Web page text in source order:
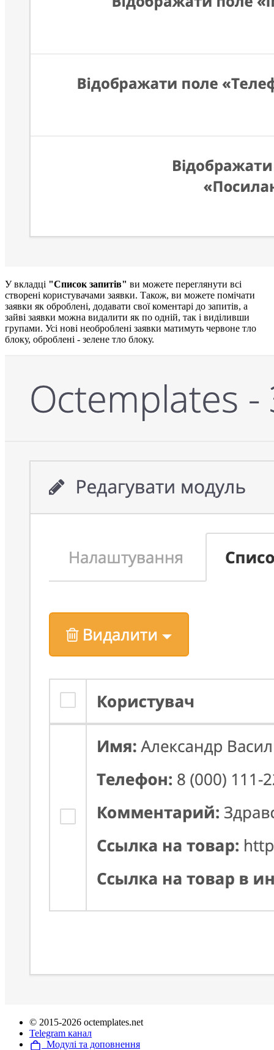
У вкладці "Список запитів" ви можете переглянути всі
створені користувачами заявки. Також, ви можете помічати
заявки як оброблені, додавати свої коментарі до запитів, а
зайві заявки можна видалити як по одній, так і виділивши
групами. Усі нові необроблені заявки матимуть червоне тло
блоку, оброблені - зелене тло блоку.
© 2015-2026 octemplates.net
Telegram канал
Модулі та доповнення